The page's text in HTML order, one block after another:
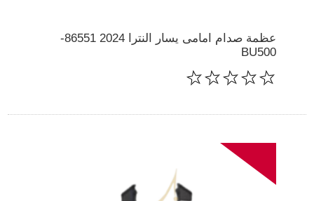
عظمة صدام امامى يسار النترا 2024 86551-
BU500